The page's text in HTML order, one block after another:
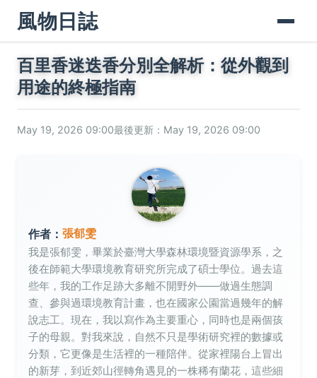
風物日誌
百里香迷迭香分別全解析：從外觀到
用途的終極指南
May 19, 2026 09:00最後更新：May 19, 2026 09:00
作者： 張郁雯
我是張郁雯，畢業於臺灣大學森林環境暨資源學系，之
後在師範大學環境教育研究所完成了碩士學位。過去這
些年，我的工作足跡大多離不開野外——做過生態調
查、參與過環境教育計畫，也在國家公園當過幾年的解
說志工。現在，我以寫作為主要重心，同時也是兩個孩
子的母親。對我來說，自然不只是學術研究裡的數據或
分類，它更像是生活裡的一種陪伴。從家裡陽台上冒出
的新芽，到近郊山徑轉角遇見的一株稀有蘭花，這些細